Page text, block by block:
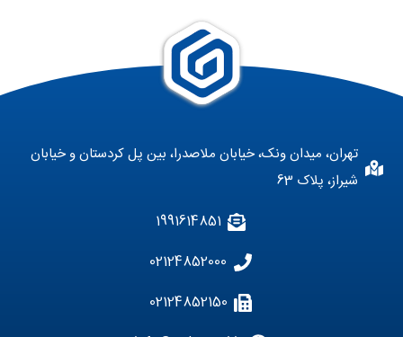
تهران، میدان ونک، خیابان ملاصدرا، بین پل کردستان و خیابان
شیراز، پلاک 63
1991614851
02124852000
02124852150